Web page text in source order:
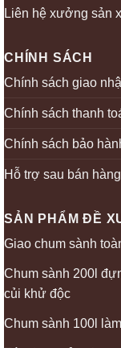
Liên hệ xưởng sản
CHÍNH SÁCH
Chính sách giao
Chính sách thanh
Chính sách bảo
Hỗ trợ sau bán hàng
SẢN PHẨM ĐỀ
Giao chum sành
Chum sành 200l
củi khử độc
Chum sành 100l